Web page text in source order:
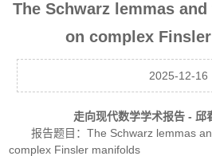
The Schwarz lemmas
on complex
2025-12-16
走向现代数学学术报告 - 邱
报告题目：The Schwarz lemmas
complex Finsler manifolds